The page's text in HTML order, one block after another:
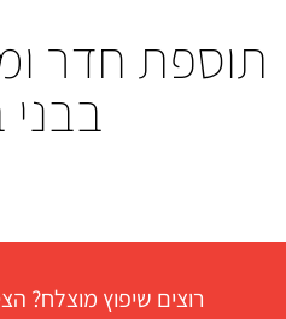
תוספת חדר
רוצים שיפוץ מוצלח?